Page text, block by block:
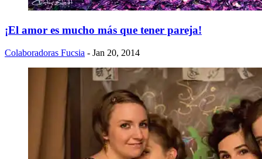
¡El amor es mucho más que tener pareja!
Colaboradoras Fucsia - Jan 20, 2014